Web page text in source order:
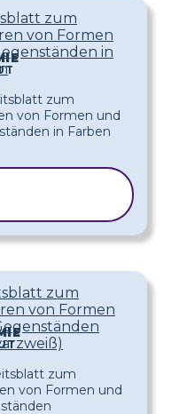
zum
von Formen
in
zum
von Formen